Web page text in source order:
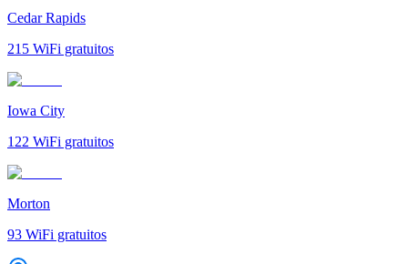
Cedar Rapids
215 WiFi gratuitos
Iowa City
122 WiFi gratuitos
Morton
93 WiFi gratuitos